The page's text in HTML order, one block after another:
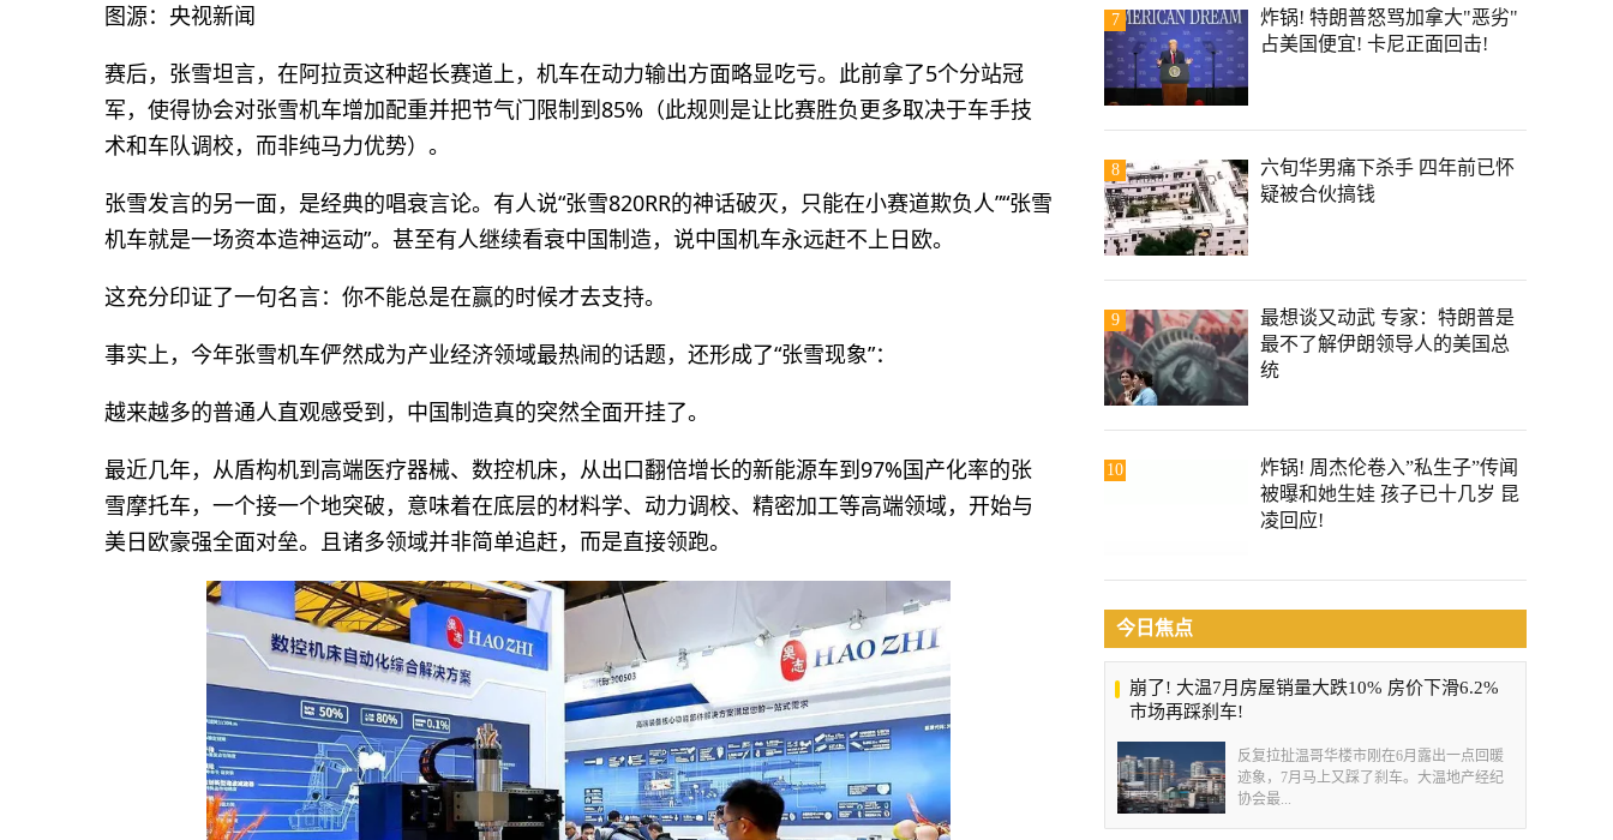
图源：央视新闻
赛后，张雪坦言，在阿拉贡这种超长赛道上，机车在动力输出方面略显吃亏。此前拿了5个分站冠
军，使得协会对张雪机车增加配重并把节气门限制到85%（此规则是让比赛胜负更多取决于车手技
术和车队调校，而非纯马力优势）。
张雪发言的另一面，是经典的唱衰言论。有人说“张雪820RR的神话破灭，只能在小赛道欺负人”“张雪
机车就是一场资本造神运动”。甚至有人继续看衰中国制造，说中国机车永远赶不上日欧。
这充分印证了一句名言：你不能总是在赢的时候才去支持。
事实上，今年张雪机车俨然成为产业经济领域最热闹的话题，还形成了“张雪现象”：
越来越多的普通人直观感受到，中国制造真的突然全面开挂了。
最近几年，从盾构机到高端医疗器械、数控机床，从出口翻倍增长的新能源车到97%国产化率的张
雪摩托车，一个接一个地突破，意味着在底层的材料学、动力调校、精密加工等高端领域，开始与
美日欧豪强全面对垒。且诸多领域并非简单追赶，而是直接领跑。
7
炸锅! 特朗普怒骂加拿大"恶劣"
占美国便宜! 卡尼正面回击!
8
六旬华男痛下杀手 四年前已怀
疑被合伙搞钱
9
最想谈又动武 专家：特朗普是
最不了解伊朗领导人的美国总
统
10
炸锅! 周杰伦卷入”私生子”传闻
被曝和她生娃 孩子已十几岁 昆
凌回应!
今日焦点
崩了! 大温7月房屋销量大跌10% 房价下滑6.2%
市场再踩刹车!
反复拉扯温哥华楼市刚在6月露出一点回暖
迹象，7月马上又踩了刹车。大温地产经纪
协会最...